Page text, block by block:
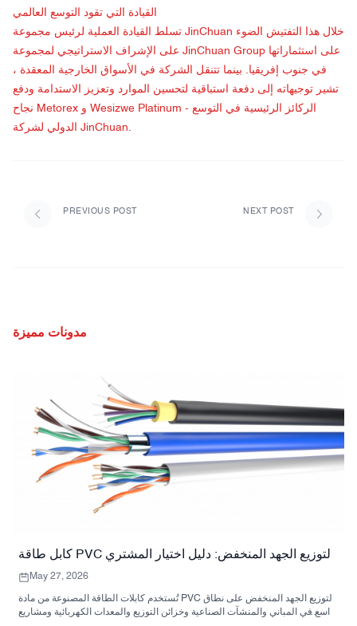
القيادة التي تقود التوسع العالمي
تسلط القيادة العملية لرئيس مجموعة JinChuan خلال هذا التفتيش الضوء
على الإشراف الاستراتيجي لمجموعة JinChuan Group على استثماراتها
في جنوب إفريقيا. بينما تتنقل الشركة في الأسواق الخارجية المعقدة ،
تشير توجيهاته إلى دفعة استباقية لتحسين الموارد وتعزيز الاستدامة ودفع
نجاح Metorex و Wesizwe Platinum - الركائز الرئيسية في التوسع
الدولي لشركة JinChuan.
PREVIOUS POST NEXT POST
مدونات مميزة
كابل طاقة PVC لتوزيع الجهد المنخفض: دليل اختيار المشتري
May 27, 2026
تُستخدم كابلات الطاقة المصنوعة من مادة PVC لتوزيع الجهد المنخفض على نطاق
واسع في المباني والمنشآت الصناعية وخزائن التوزيع والمعدات الكهربائية ومشاريع